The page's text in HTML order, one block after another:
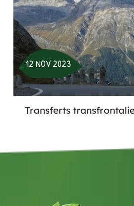
12 NOV 2023
Transferts